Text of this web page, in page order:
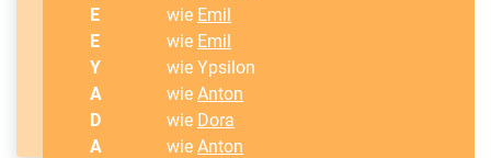
E
wie Emil
E
wie Emil
Y
wie Ypsilon
A
wieAnton
D
wie Dora
A
wieAnton